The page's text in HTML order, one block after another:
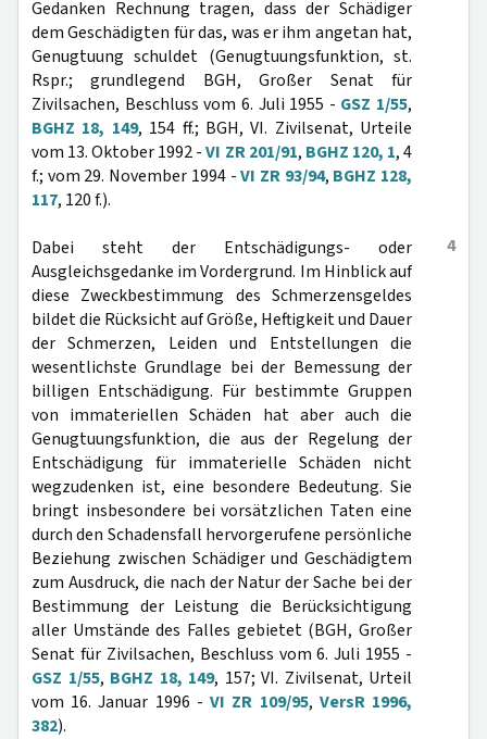
Gedanken Rechnung tragen, dass der Schädiger
dem Geschädigten für das, was er ihm angetan hat,
Genugtuung schuldet (Genugtuungsfunktion, st.
Rspr.; grundlegend BGH, Großer Senat für
Zivilsachen, Beschluss vom 6. Juli 1955 - GSZ 1/55,
BGHZ 18, 149, 154 ff.; BGH, VI. Zivilsenat, Urteile
vom 13. Oktober 1992 -VI ZR 201/91, BGHZ 120, 1, 4
f.; vom 29. November 1994 -VI ZR 93/94, BGHZ 128,
117, 120 f.).
4
Dabei steht der Entschädigungs- oder
Ausgleichsgedanke im Vordergrund. Im Hinblick auf
diese Zweckbestimmung des Schmerzensgeldes
bildet die Rücksicht auf Größe, Heftigkeit und Dauer
der Schmerzen, Leiden und Entstellungen die
wesentlichste Grundlage bei der Bemessung der
billigen Entschädigung. Für bestimmte Gruppen
von immateriellen Schäden hat aber auch die
Genugtuungsfunktion, die aus der Regelung der
Entschädigung für immaterielle Schäden nicht
wegzudenken ist, eine besondere Bedeutung. Sie
bringt insbesondere bei vorsätzlichen Taten eine
durch den Schadensfall hervorgerufene persönliche
Beziehung zwischen Schädiger und Geschädigtem
zum Ausdruck, die nach der Natur der Sache bei der
Bestimmung der Leistung die Berücksichtigung
aller Umstände des Falles gebietet (BGH, Großer
Senat für Zivilsachen, Beschluss vom 6. Juli 1955 -
GSZ 1/55, BGHZ 18, 149, 157; VI. Zivilsenat, Urteil
vom 16. Januar 1996 -VI ZR 109/95, VersR 1996,
382).